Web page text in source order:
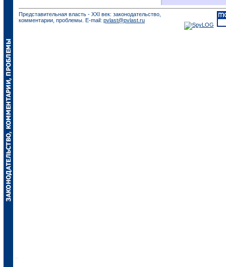
Представительная власть - XXI век: законодательство,
комментарии, проблемы. E-mail: pvlast@pvlast.ru